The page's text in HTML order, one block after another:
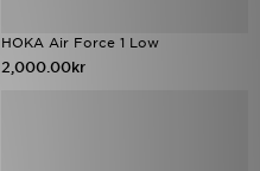
HOKA Air Force 1 Low
2,000.00kr